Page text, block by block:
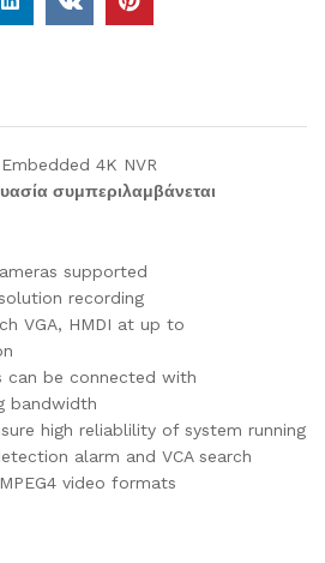
4K NVR
συμπεριλαμβάνεται
supported
recording
VGA, HMDI at up to
can be connected with
bandwidth
high reliablility of system running
alarm and VCA search
video formats